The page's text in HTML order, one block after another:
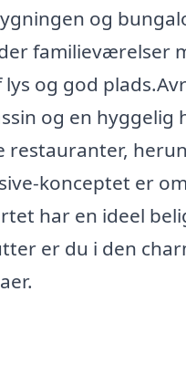
og
familieværelser
og god
og en hyggelig
restauranter,
konceptet er
har en ideel
er du i den